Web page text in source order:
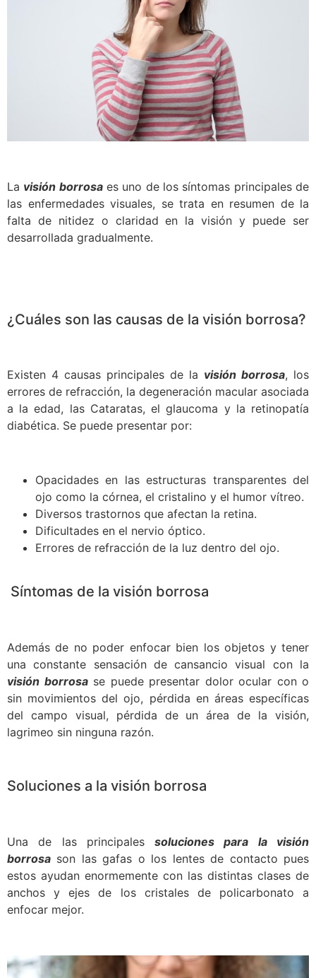
La visión borrosaes uno de los síntomas principales de
las enfermedades visuales, se trata en resumen de la
falta de nitidez o claridad en la visión y puede ser
desarrollada gradualmente.
¿Cuáles son las causas de la visión borrosa?
Existen 4 causas principales de la visión borrosa, los
errores de refracción, la degeneración macular asociada
a la edad, las Cataratas, el glaucoma y la retinopatía
diabética. Se puede presentar por:
Opacidades en las estructuras transparentes del
ojo como la córnea, el cristalino y el humor vítreo.
Diversos trastornos que afectan la retina.
Dificultades en el nervio óptico.
Errores de refracción de la luz dentro del ojo.
Síntomas de la visión borrosa
Además de no poder enfocar bien los objetos y tener
una constante sensación de cansancio visual con la
visión borrosase puede presentar dolor ocular con o
sin movimientos del ojo, pérdida en áreas específicas
del campo visual, pérdida de un área de la visión,
lagrimeo sin ninguna razón.
Soluciones a la visión borrosa
Una de las principalessoluciones para la visión
borrosa son las gafas o los lentes de contacto pues
estos ayudan enormemente con las distintas clases de
anchos y ejes de los cristales de policarbonato a
enfocar mejor.